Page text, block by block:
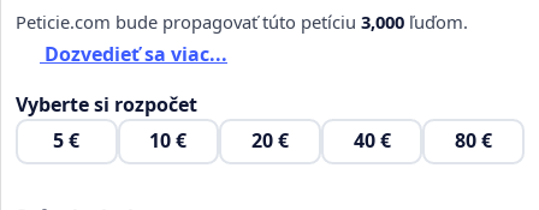
Peticie.com bude propagovať túto petíciu 3,000 ľuďom.
Dozvedieť sa viac...
Vyberte si rozpočet
5 €
10 € 20 € 40 € 80 €